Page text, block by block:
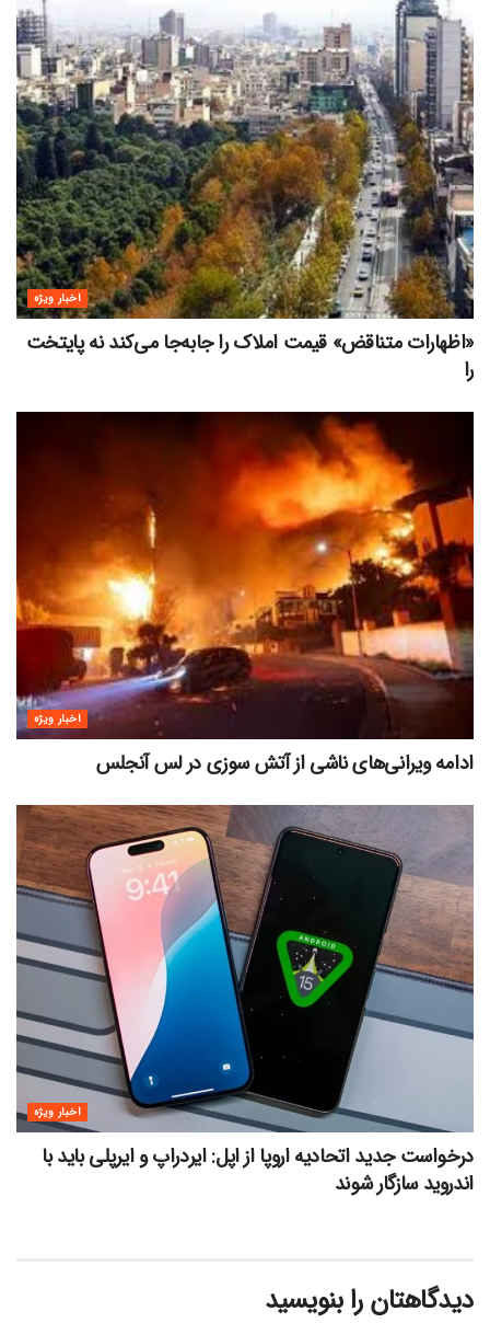
اخبار ویژه
«اظهارات متناقض» قیمت‌ املاک را جابه‌جا می‌کند نه پایتخت
را
اخبار ویژه
ادامه ویرانی‌های ناشی از آتش سوزی در لس آنجلس
اخبار ویژه
درخواست جدید اتحادیه اروپا از اپل: ایردراپ و ایرپلی باید با
اندروید سازگار شوند
دیدگاهتان را بنویسید